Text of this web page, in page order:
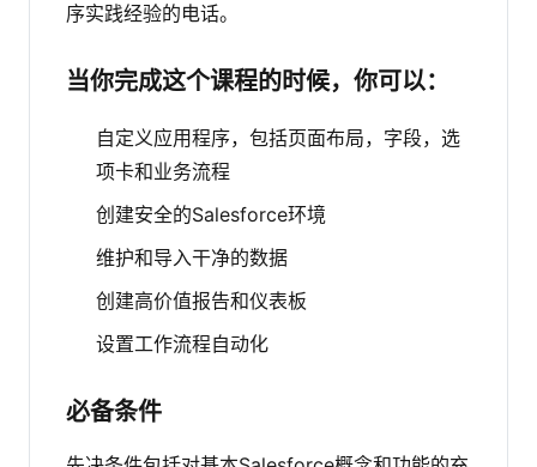
序实践经验的电话。
当你完成这个课程的时候，你可以：
自定义应用程序，包括页面布局，字段，选
项卡和业务流程
创建安全的Salesforce环境
维护和导入干净的数据
创建高价值报告和仪表板
设置工作流程自动化
必备条件